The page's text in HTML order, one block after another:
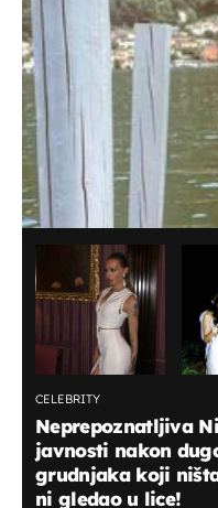
CELEBRITY
Neprepoznatljiva
javnosti nakon
grudnjaka koji
ni gledao u lice!